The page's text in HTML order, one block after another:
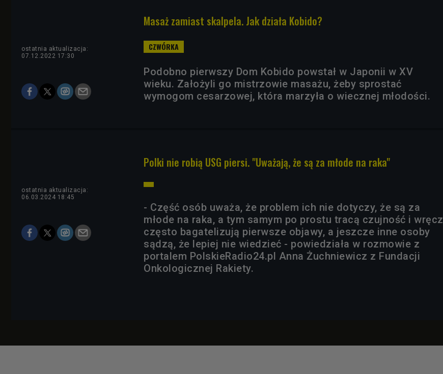
Masaż zamiast skalpela. Jak działa Kobido?
ostatnia aktualizacja:
07.12.2022 17:30
Podobno pierwszy Dom Kobido powstał w Japonii w XV
wieku. Założyli go mistrzowie masażu, żeby sprostać
wymogom cesarzowej, która marzyła o wiecznej młodości.
Polki nie robią USG piersi. "Uważają, że są za młode na raka"
ostatnia aktualizacja:
06.03.2024 18:45
- Część osób uważa, że problem ich nie dotyczy, że są za
młode na raka, a tym samym po prostu tracą czujność i wręcz
często bagatelizują pierwsze objawy, a jeszcze inne osoby
sądzą, że lepiej nie wiedzieć - powiedziała w rozmowie z
portalem PolskieRadio24.pl Anna Żuchniewicz z Fundacji
Onkologicznej Rakiety.